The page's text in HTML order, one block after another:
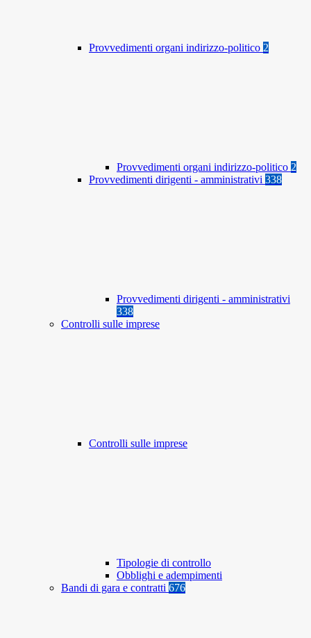
Provvedimenti organi indirizzo-politico 2
Provvedimenti organi indirizzo-politico 2
Provvedimenti dirigenti - amministrativi 338
Provvedimenti dirigenti - amministrativi
338
Controlli sulle imprese
Controlli sulle imprese
Tipologie di controllo
Obblighi e adempimenti
Bandi di gara e contratti 676